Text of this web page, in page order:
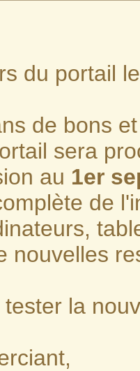
du portail
de bons
sera
au 1er
de
nouvelles
tester la